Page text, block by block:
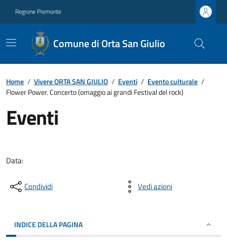
Regione Piemonte
Comune di Orta San Giulio
Home / Vivere ORTA SAN GIULIO / Eventi / Evento culturale /
Flower Power. Concerto (omaggio ai grandi Festival del rock)
Eventi
Data:
Condividi Vedi azioni
INDICE DELLA PAGINA